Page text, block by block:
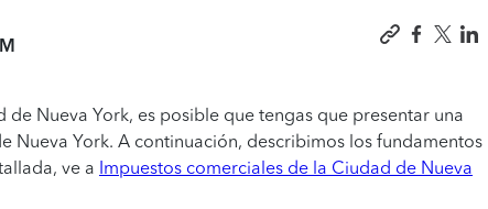
Nueva York, es posible que tengas que presentar una
Nueva York. A continuación, describimos los fundamentos
ve a Impuestos comerciales de la Ciudad de Nueva